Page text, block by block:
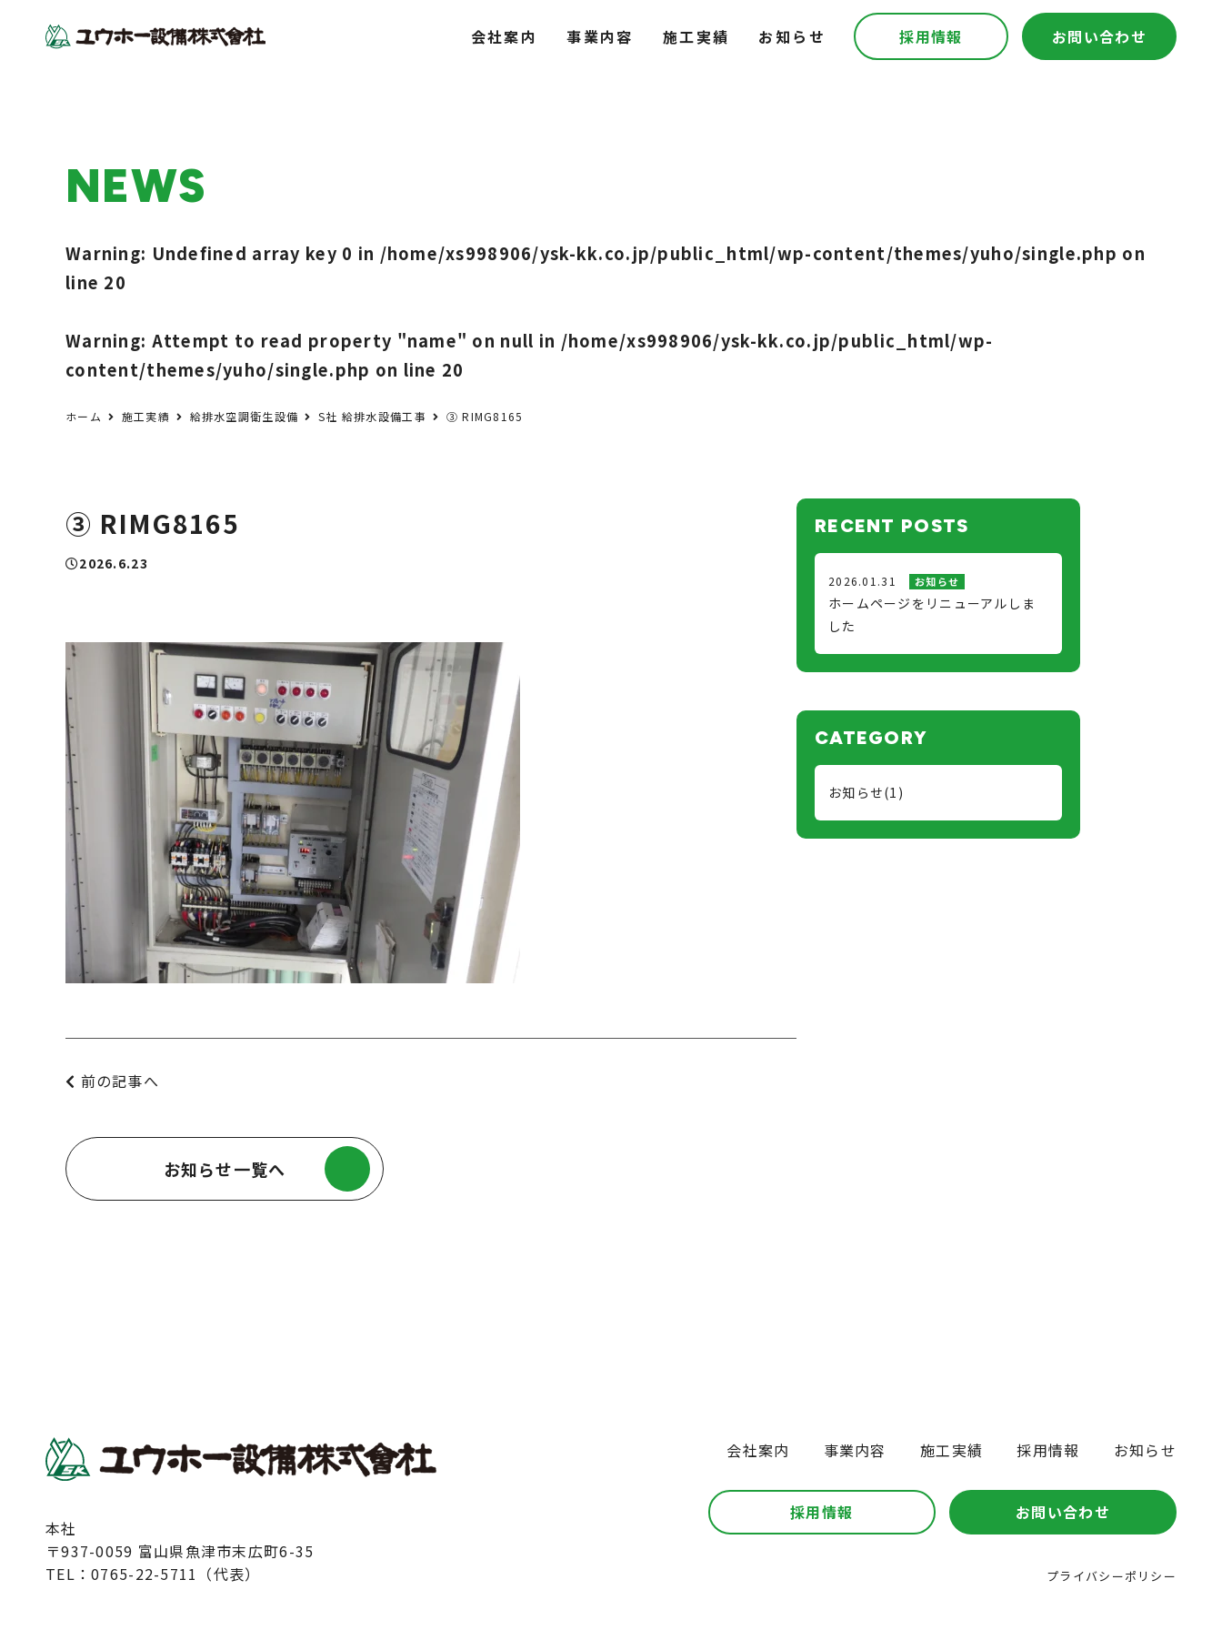
会社案内 事業内容 施工実績 お知らせ 採用情報 お問い合わせ
NEWS
Warning: Undefined array key 0 in /home/xs998906/ysk-kk.co.jp/public_html/wp-content/themes/yuho/single.php on
line 20
Warning: Attempt to read property "name" on null in /home/xs998906/ysk-kk.co.jp/public_html/wp-
content/themes/yuho/single.php on line 20
ホーム 施工実績 給排水空調衛生設備 S社 給排水設備工事 ③ RIMG8165
③ RIMG8165
2026.6.23
前の記事へ
お知らせ一覧へ
RECENT POSTS
2026.01.31 お知らせ
ホームページをリニューアルしま
した
CATEGORY
お知らせ(1)
本社
〒937-0059 富山県魚津市末広町6-35
TEL：0765-22-5711（代表）
会社案内 事業内容 施工実績 採用情報 お知らせ
採用情報 お問い合わせ
プライバシーポリシー